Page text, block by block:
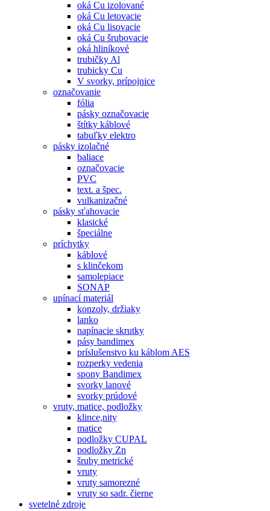
oká Cu izolované
oká Cu letovacie
oká Cu lisovacie
oká Cu šrubovacie
oká hliníkové
trubičky Al
trubicky Cu
V svorky, prípojnice
označovanie
fólia
pásky označovacie
štítky káblové
tabuľky elektro
pásky izolačné
baliace
označovacie
PVC
text. a špec.
vulkanizačné
pásky sťahovacie
klasické
špeciálne
príchytky
káblové
s klinčekom
samolepiace
SONAP
upínací materiál
konzoly, držiaky
lanko
napínacie skrutky
pásy bandimex
príslušenstvo ku káblom AES
rozperky vedenia
spony Bandimex
svorky lanové
svorky prúdové
vruty, matice, podložky
klince,nity
matice
podložky CUPAL
podložky Zn
šruby metrické
vruty
vruty samorezné
vruty so sadr. čierne
svetelné zdroje